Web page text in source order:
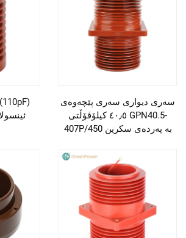
سەری دیواری سەری پێچەوەی
٤٠٫٥ کیلۆڤۆڵتی GPN40.5-
407P/450 بە پەردەی سکرین